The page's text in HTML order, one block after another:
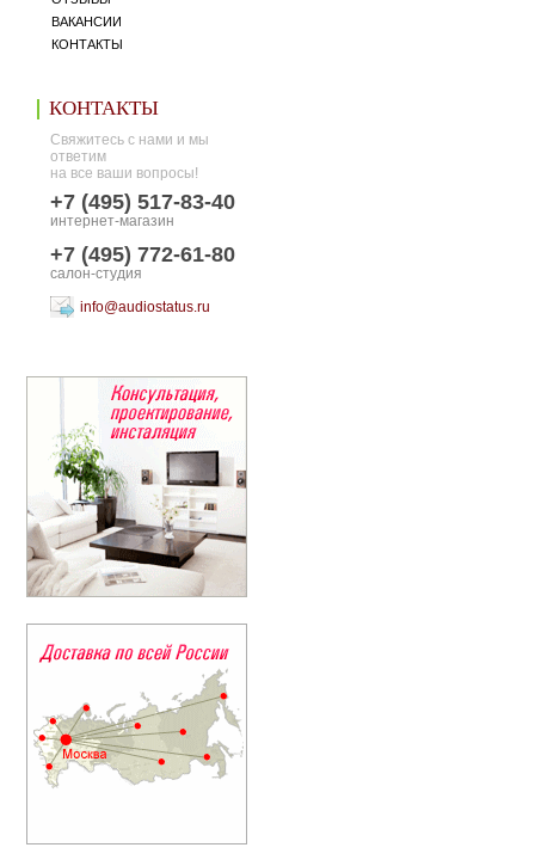
ВАКАНСИИ
КОНТАКТЫ
КОНТАКТЫ
Свяжитесь с нами и мы
ответим
на все ваши вопросы!
+7 (495) 517-83-40
интернет-магазин
+7 (495) 772-61-80
салон-студия
info@audiostatus.ru